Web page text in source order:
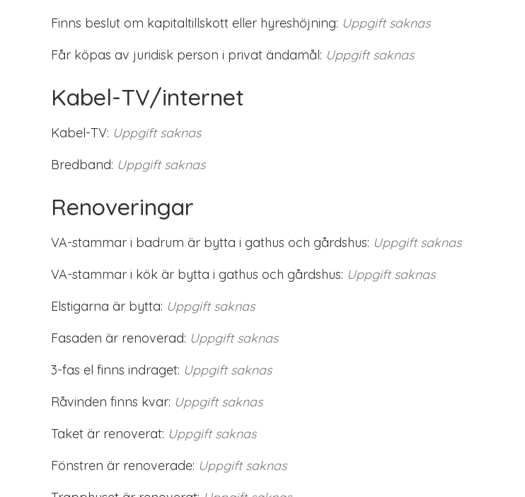
Finns beslut om kapitaltillskott eller hyreshöjning: Uppgift saknas
Får köpas av juridisk person i privat ändamål: Uppgift saknas
Kabel-TV/internet
Kabel-TV: Uppgift saknas
Bredband: Uppgift saknas
Renoveringar
VA-stammar i badrum är bytta i gathus och gårdshus: Uppgift saknas
VA-stammar i kök är bytta i gathus och gårdshus: Uppgift saknas
Elstigarna är bytta: Uppgift saknas
Fasaden är renoverad: Uppgift saknas
3-fas el finns indraget: Uppgift saknas
Råvinden finns kvar: Uppgift saknas
Taket är renoverat: Uppgift saknas
Fönstren är renoverade: Uppgift saknas